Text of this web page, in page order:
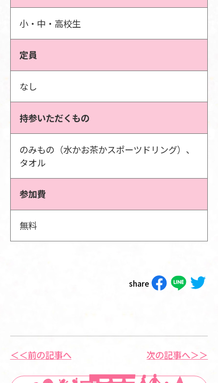
小・中・高校生
定員
なし
持参いただくもの
のみもの（水かお茶かスポーツドリング）、
タオル
参加費
無料
share
＜＜前の記事へ 次の記事へ＞＞